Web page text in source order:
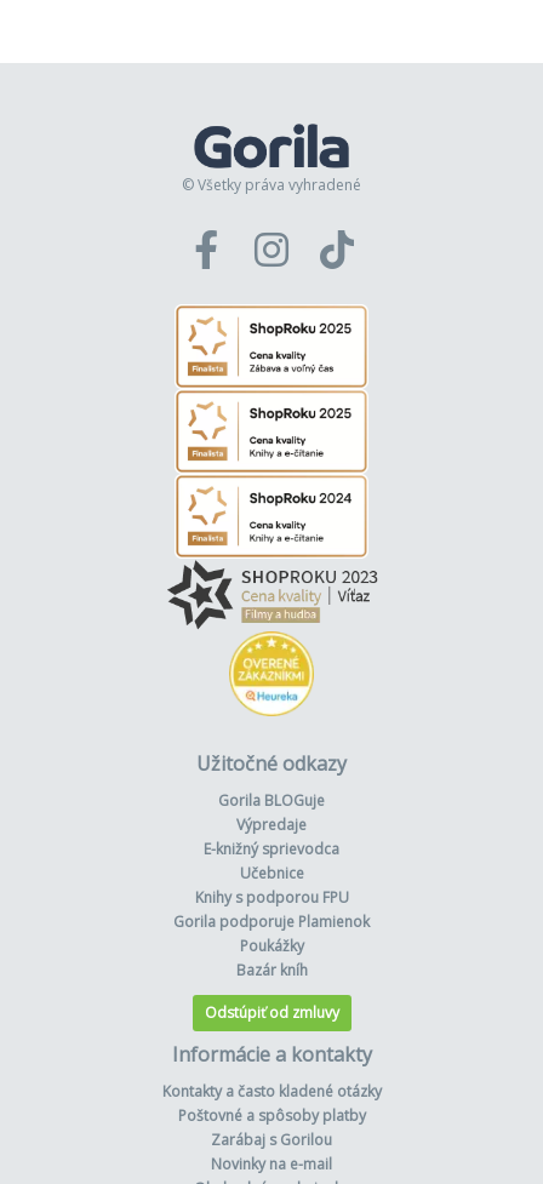
© Všetky práva vyhradené
Užitočné odkazy
Gorila BLOGuje
Výpredaje
E-knižný sprievodca
Učebnice
Knihy s podporou FPU
Gorila podporuje Plamienok
Poukážky
Bazár kníh
Odstúpiť od zmluvy
Informácie a kontakty
Kontakty a často kladené otázky
Poštovné a spôsoby platby
Zarábaj s Gorilou
Novinky na e-mail